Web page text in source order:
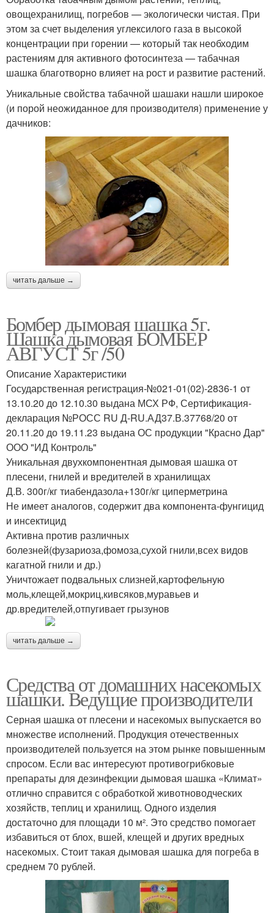
овощехранилищ, погребов — экологически чистая. При
этом за счет выделения углексилого газа в высокой
концентрации при горении — который так необходим
растениям для активного фотосинтеза — табачная
шашка благотворно влияет на рост и развитие растений.
Уникальные свойства табачной шашаки нашли широкое
(и порой неожиданное для производителя) применение у
дачников:
читать дальше →
Бомбер дымовая шашка 5г.
Шашка дымовая БОМБЕР
АВГУСТ 5г /50
Описание Характеристики
Государственная регистрация-№021-01(02)-2836-1 от
13.10.20 до 12.10.30 выдана МСХ РФ, Сертификация-
декларация №РОСС RU Д-RU.АД37.В.37768/20 от
20.11.20 до 19.11.23 выдана ОС продукции "Красно Дар"
ООО "ИД Контроль"
Уникальная двухкомпонентная дымовая шашка от
плесени, гнилей и вредителей в хранилищах
Д.В. 300г/кг тиабендазола+130г/кг циперметрина
Не имеет аналогов, содержит два компонента-фунгицид
и инсектицид
Активна против различных
болезней(фузариоза,фомоза,сухой гнили,всех видов
кагатной гнили и др.)
Уничтожает подвальных слизней,картофельную
моль,клещей,мокриц,кивсяков,муравьев и
др.вредителей,отпугивает грызунов
читать дальше →
Средства от домашних насекомых
шашки. Ведущие производители
Серная шашка от плесени и насекомых выпускается во
множестве исполнений. Продукция отечественных
производителей пользуется на этом рынке повышенным
спросом. Если вас интересуют противогрибковые
препараты для дезинфекции дымовая шашка «Климат»
отлично справится с обработкой животноводческих
хозяйств, теплиц и хранилищ. Одного изделия
достаточно для площади 10 м². Это средство помогает
избавиться от блох, вшей, клещей и других вредных
насекомых. Стоит такая дымовая шашка для погреба в
среднем 70 рублей.